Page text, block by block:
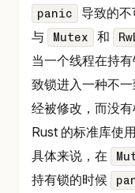
panic
导致的
与
Mutex 和
当一个线程在持
致锁进入一种不
经被修改，而没
Rust 的标准库使用
具体来说，在
持有锁的时候